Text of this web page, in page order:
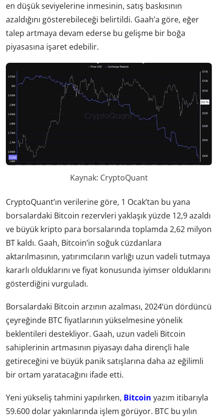
en düşük seviyelerine inmesinin, satış baskısının
azaldığını gösterebileceği belirtildi. Gaah’a göre, eğer
talep artmaya devam ederse bu gelişme bir boğa
piyasasına işaret edebilir.
Kaynak: CryptoQuant
CryptoQuant’ın verilerine göre, 1 Ocak’tan bu yana
borsalardaki Bitcoin rezervleri yaklaşık yüzde 12,9 azaldı
ve büyük kripto para borsalarında toplamda 2,62 milyon
BT kaldı. Gaah, Bitcoin’in soğuk cüzdanlara
aktarılmasının, yatırımcıların varlığı uzun vadeli tutmaya
kararlı olduklarını ve fiyat konusunda iyimser olduklarını
gösterdiğini vurguladı.
Borsalardaki Bitcoin arzının azalması, 2024’ün dördüncü
çeyreğinde BTC fiyatlarının yükselmesine yönelik
beklentileri destekliyor. Gaah, uzun vadeli Bitcoin
sahiplerinin artmasının piyasayı daha dirençli hale
getireceğini ve büyük panik satışlarına daha az eğilimli
bir ortam yaratacağını ifade etti.
Yeni yükseliş tahmini yapılırken, Bitcoin yazım itibarıyla
59.600 dolar yakınlarında işlem görüyor. BTC bu yılın